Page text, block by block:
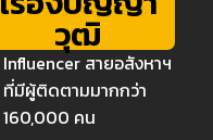
วุฒิ
Influencer สายอสังหาฯ
ที่มีผู้ติดตามมากกว่า
160,000 คน